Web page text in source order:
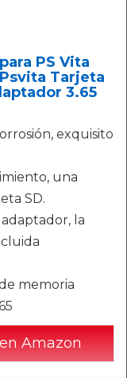
PS Vita
Tarjeta
3.65
exquisito
una
SD.
la
memoria
Amazon